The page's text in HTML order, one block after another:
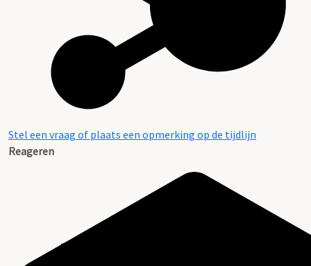
Stel een vraag of plaats een opmerking op de tijdlijn
Reageren